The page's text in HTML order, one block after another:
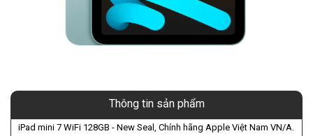
Thông tin sản phẩm
iPad mini 7 WiFi 128GB - New Seal, Chính hãng Apple Việt Nam VN/A.